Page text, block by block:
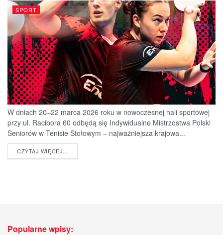
SPORT
W dniach 20–22 marca 2026 roku w nowoczesnej hali sportowej
przy ul. Racibora 60 odbędą się Indywidualne Mistrzostwa Polski
Seniorów w Tenisie Stołowym – najważniejsza krajowa...
CZYTAJ WIĘCEJ...
Popularne wpisy: